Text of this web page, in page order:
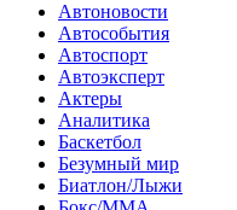
Автоновости
Автособытия
Автоспорт
Автоэксперт
Актеры
Аналитика
Баскетбол
Безумный мир
Биатлон/Лыжи